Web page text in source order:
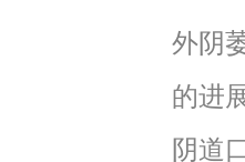
外阴
的进
阴道